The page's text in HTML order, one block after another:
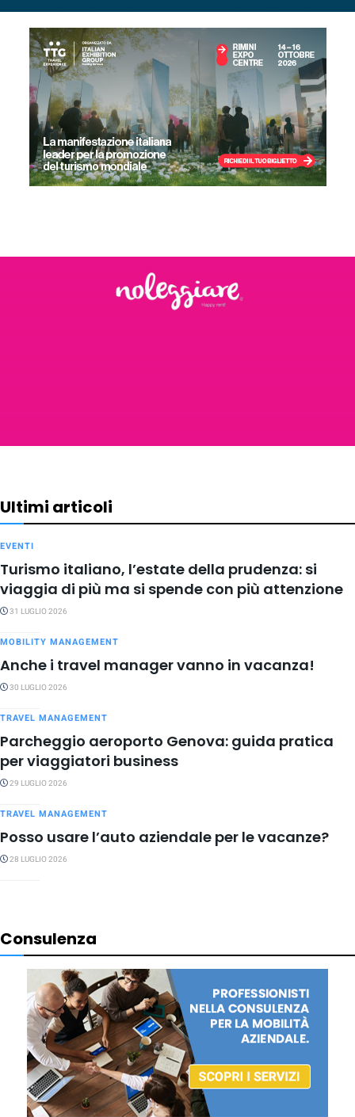
Ultimi articoli
EVENTI
Turismo italiano, l’estate della prudenza: si
viaggia di più ma si spende con più attenzione
31 LUGLIO 2026
MOBILITY MANAGEMENT
Anche i travel manager vanno in vacanza!
30 LUGLIO 2026
TRAVEL MANAGEMENT
Parcheggio aeroporto Genova: guida pratica
per viaggiatori business
29 LUGLIO 2026
TRAVEL MANAGEMENT
Posso usare l’auto aziendale per le vacanze?
28 LUGLIO 2026
Consulenza